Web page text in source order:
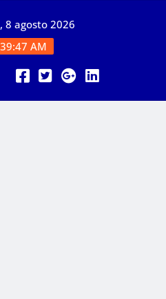
8 agosto 2026
AM